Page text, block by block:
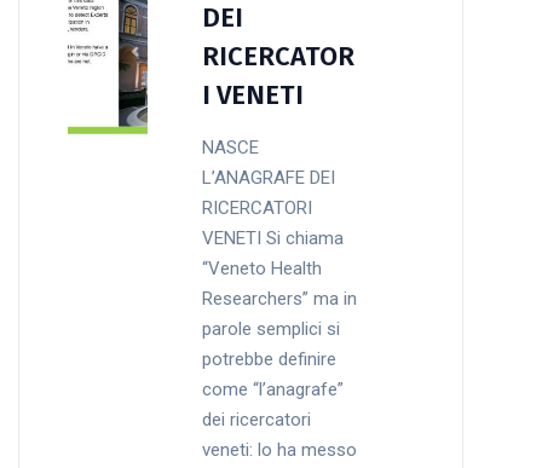
DEI
RICERCATOR
I VENETI
NASCE
L’ANAGRAFE DEI
RICERCATORI
VENETI Si chiama
“Veneto Health
Researchers” ma in
parole semplici si
potrebbe definire
come “l’anagrafe”
dei ricercatori
veneti: lo ha messo